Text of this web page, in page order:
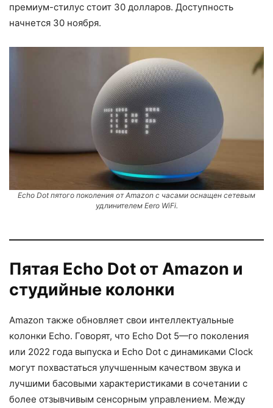
премиум-стилус стоит 30 долларов. Доступность
начнется 30 ноября.
Echo Dot пятого поколения от Amazon с часами оснащен сетевым
удлинителем Eero WiFi.
Пятая Echo Dot от Amazon и
студийные колонки
Amazon также обновляет свои интеллектуальные
колонки Echo. Говорят, что Echo Dot 5—го поколения
или 2022 года выпуска и Echo Dot с динамиками Clock
могут похвастаться улучшенным качеством звука и
лучшими басовыми характеристиками в сочетании с
более отзывчивым сенсорным управлением. Между